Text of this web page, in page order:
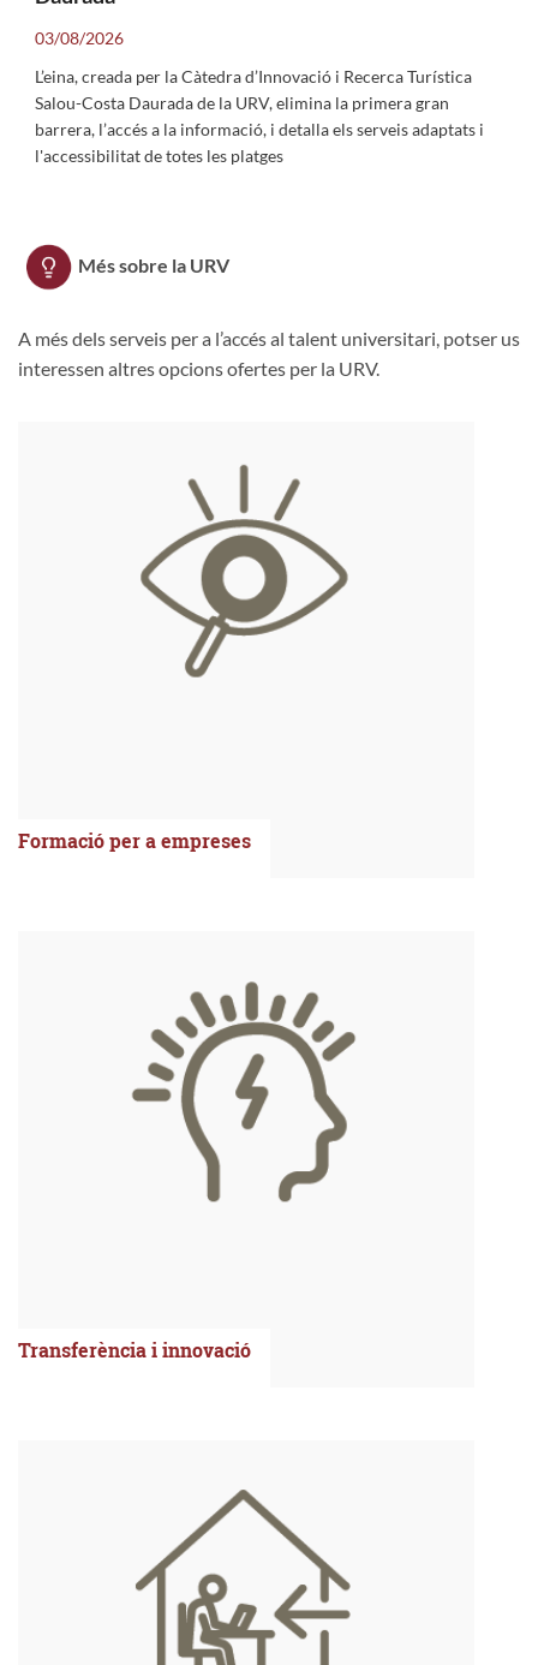
03/08/2026
L’eina, creada per la Càtedra d’Innovació i Recerca Turística
Salou-Costa Daurada de la URV, elimina la primera gran
barrera, l’accés a la informació, i detalla els serveis adaptats i
l'accessibilitat de totes les platges
Més sobre la URV
A més dels serveis per a l’accés al talent universitari, potser us
interessen altres opcions ofertes per la URV.
Formació per a empreses
Transferència i innovació